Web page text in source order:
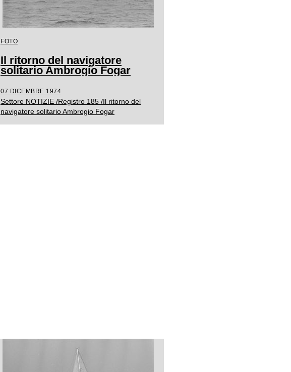
FOTO
Il ritorno del navigatore
solitario Ambrogio Fogar
07 DICEMBRE 1974
Settore NOTIZIE /Registro 185 /Il ritorno del
navigatore solitario Ambrogio Fogar